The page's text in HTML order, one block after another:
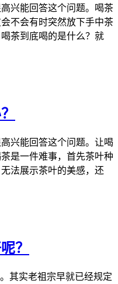
兴能回答这个问题。喝茶
不会有时突然放下手中茶
茶到底喝的是什么？就
兴能回答这个问题。让喝
是一件难事，首先茶叶种
法展示茶叶的美感，还
？
其实老祖宗早就已经规定